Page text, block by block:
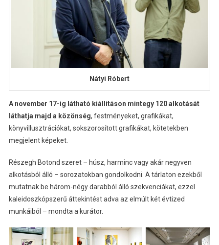
Nátyi Róbert
A november 17-ig látható kiállításon mintegy 120 alkotását
láthatja majd a közönség, festményeket, grafikákat,
könyvillusztrációkat, sokszorosított grafikákat, kötetekben
megjelent képeket.
Részegh Botond szeret – húsz, harminc vagy akár negyven
alkotásból álló – sorozatokban gondolkodni. A tárlaton ezekből
mutatnak be három-négy darabból álló szekvenciákat, ezzel
kaleidoszkópszerű áttekintést adva az elmúlt két évtized
munkáiból – mondta a kurátor.